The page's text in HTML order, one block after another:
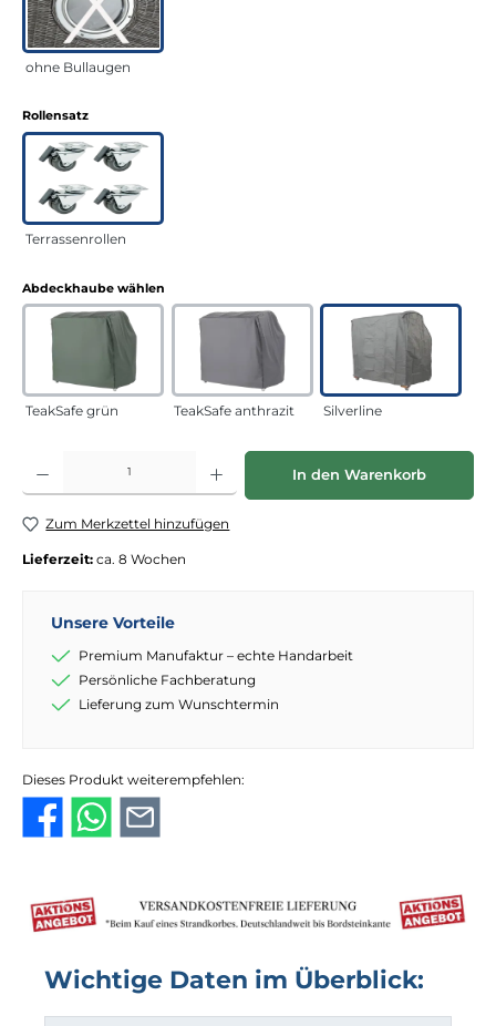
ohne Bullaugen
Rollensatzauswählen
Terrassenrollen
Abdeckhaube wählen
TeakSafe grün TeakSafe anthrazit Silverline
Produkt Anzahl: Gib den gewünschten Wert ein oder benutze die
In den Warenkorb
Zum Merkzettel hinzufügen
Lieferzeit: ca. 8 Wochen
Unsere Vorteile
Premium Manufaktur – echte Handarbeit
Persönliche Fachberatung
Lieferung zum Wunschtermin
Dieses Produkt weiterempfehlen:
Wichtige Daten im Überblick: